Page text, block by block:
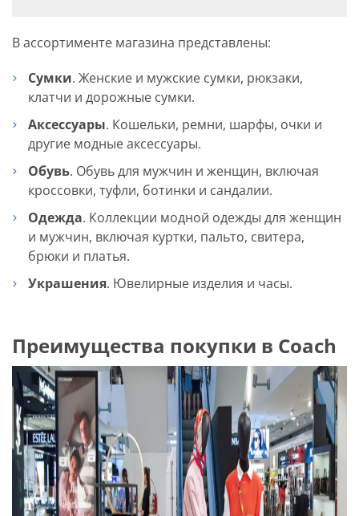
В ассортименте магазина представлены:
Сумки. Женские и мужские сумки, рюкзаки,
клатчи и дорожные сумки.
Аксессуары. Кошельки, ремни, шарфы, очки и
другие модные аксессуары.
Обувь. Обувь для мужчин и женщин, включая
кроссовки, туфли, ботинки и сандалии.
Одежда. Коллекции модной одежды для женщин
и мужчин, включая куртки, пальто, свитера,
брюки и платья.
Украшения. Ювелирные изделия и часы.
Преимущества покупки в Coach